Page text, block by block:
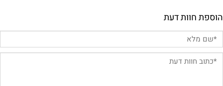
הוספת חוות דעת